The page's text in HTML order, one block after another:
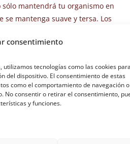
consentimiento
tecnologías como las cookies para
del dispositivo. El consentimiento de estas
como el comportamiento de navegación o
No consentir o retirar el consentimiento,
y funciones.
mantendrá tu organismo en
se mantenga suave y tersa. Los
siempre utilizar un buen protector
del sol, igualmente ten siempre a
es llevar gafas de sol y sombreros
de presentar cualquier alergia
y mantienenla piel fresca y sana
sea compatible con todo tipo de